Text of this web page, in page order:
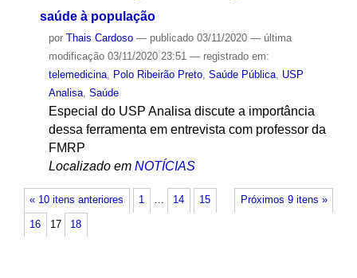
saúde à população
por Thais Cardoso — publicado03/11/2020 — última
modificação03/11/2020 23:51 — registrado em:
telemedicina, Polo Ribeirão Preto, Saúde Pública, USP
Analisa, Saúde
Especial do USP Analisa discute a importância
dessa ferramenta em entrevista com professor da
FMRP
Localizado em NOTÍCIAS
« 10 itens anteriores Próximos 9 itens »
1 … 14 15
16 17 18